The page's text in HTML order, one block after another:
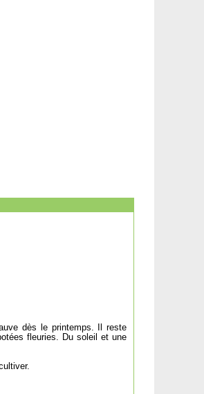
dès le printemps. Il reste
fleuries. Du soleil et une